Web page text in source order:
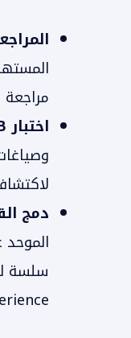
اختبار A/B المتقدم:
دمج
الموحد